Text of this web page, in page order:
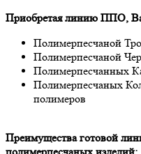
Приобретая линию ППО,
Полимерпесчаной
Полимерпесчаной
Полимерпесчанных
Полимерпесчаных
полимеров
Преимущества готовой